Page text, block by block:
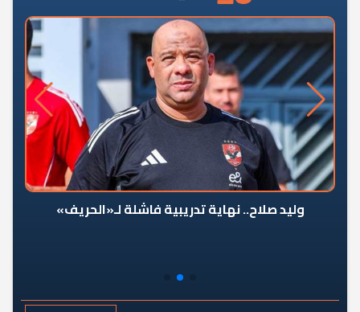
وليد صلاح.. نهاية تدريبية فاشلة لـ«الحريف»